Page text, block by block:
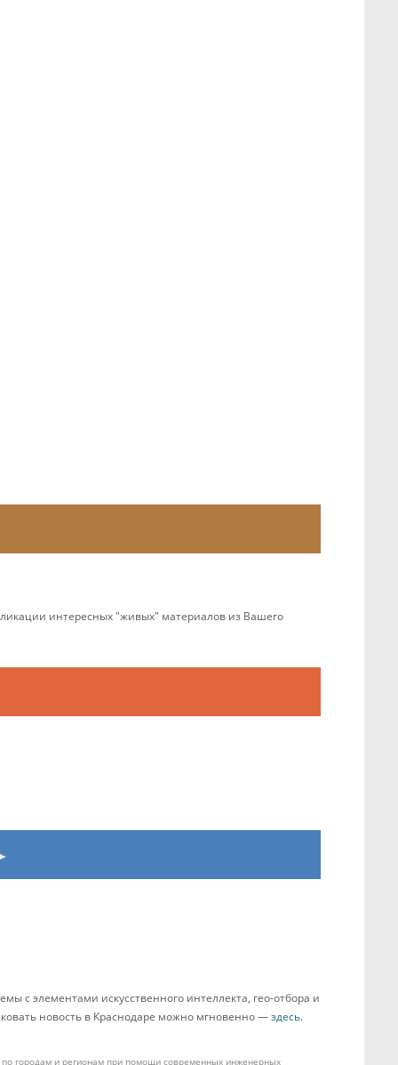
интересных "живых" материалов из Вашего
с элементами искусственного интеллекта, гео-отбора и
новость в Краснодаре можно мгновенно —здесь.
по городам и регионам при помощи современных инженерных